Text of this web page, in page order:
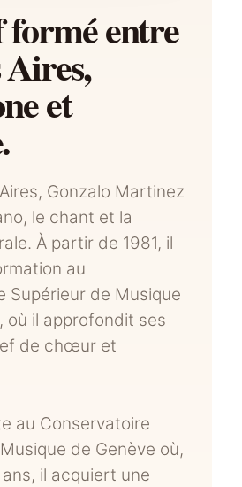
formé entre
et
Gonzalo Martinez
le chant et la
À partir de 1981, il
au
Supérieur de Musique
où il approfondit ses
de chœur et
au Conservatoire
de Genève où,
il acquiert une